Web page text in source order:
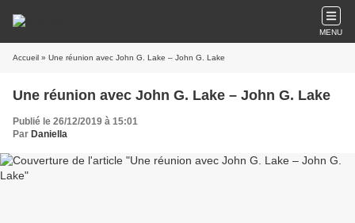
MENU
Accueil » Une réunion avec John G. Lake – John G. Lake
Une réunion avec John G. Lake – John G. Lake
Publié le 26/12/2019 à 15:01
Par Daniella